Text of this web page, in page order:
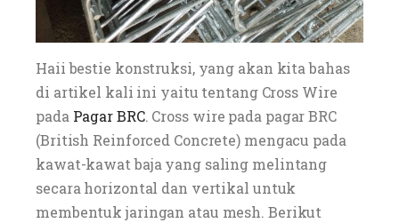
Haii bestie konstruksi, yang akan kita bahas
di artikel kali ini yaitu tentang Cross Wire
pada Pagar BRC. Cross wire pada pagar BRC
(British Reinforced Concrete) mengacu pada
kawat-kawat baja yang saling melintang
secara horizontal dan vertikal untuk
membentuk jaringan atau mesh. Berikut